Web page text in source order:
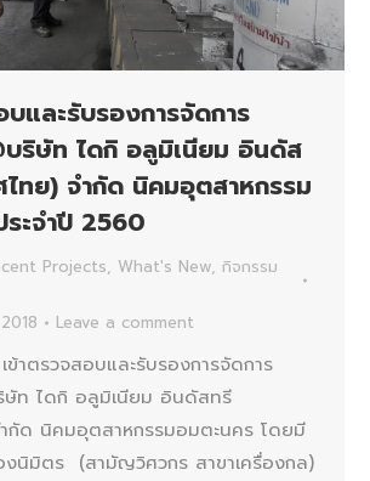
และรับรองการจัดการ
ริษัท ไดกิ อลูมิเนียม อินดัส
ไทย) จำกัด นิคมอุตสาหกรรม
ะจำปี 2560
Projects, What's New, กิจกรรม
Leave a comment
ข้าตรวจสอบและรับรองการจัดการ
ท ไดกิ อลูมิเนียม อินดัสทรี
ำกัด นิคมอุตสาหกรรมอมตะนคร โดยมี
นิมิตร (สามัญวิศวกร สาขาเครื่องกล)